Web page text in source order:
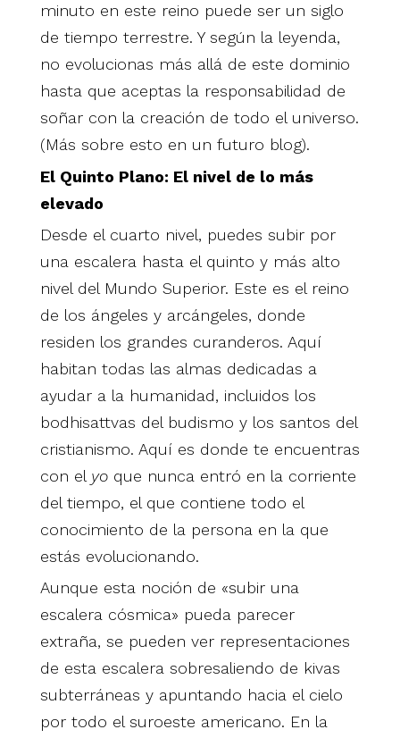
minuto en este reino puede ser un siglo
de tiempo terrestre. Y según la leyenda,
no evolucionas más allá de este dominio
hasta que aceptas la responsabilidad de
soñar con la creación de todo el universo.
(Más sobre esto en un futuro blog).
El Quinto Plano: El nivel de lo más
elevado
Desde el cuarto nivel, puedes subir por
una escalera hasta el quinto y más alto
nivel del Mundo Superior. Este es el reino
de los ángeles y arcángeles, donde
residen los grandes curanderos. Aquí
habitan todas las almas dedicadas a
ayudar a la humanidad, incluidos los
bodhisattvas del budismo y los santos del
cristianismo. Aquí es donde te encuentras
con el yoque nunca entró en la corriente
del tiempo, el que contiene todo el
conocimiento de la persona en la que
estás evolucionando.
Aunque esta noción de «subir una
escalera cósmica» pueda parecer
extraña, se pueden ver representaciones
de esta escalera sobresaliendo de kivas
subterráneas y apuntando hacia el cielo
por todo el suroeste americano. En la